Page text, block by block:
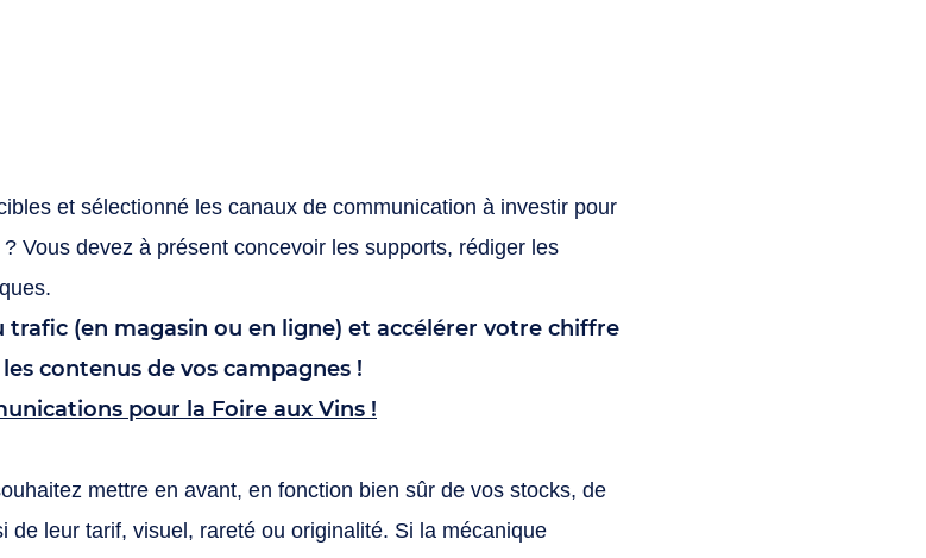
et sélectionné les canaux de communication à investir pour
Vous devez à présent concevoir les supports, rédiger les
(en magasin ou en ligne) et accélérer votre chiffre
contenus de vos campagnes !
pour la Foire aux Vins !
mettre en avant, en fonction bien sûr de vos stocks, de
de leur tarif, visuel, rareté ou originalité. Si la mécanique